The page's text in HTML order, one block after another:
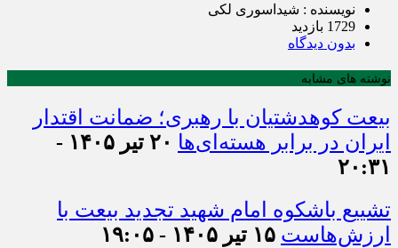
نویسنده : شیداسوری لکی
1729 بازدید
بدون دیدگاه
نوشته های مشابه
بیعت کوهدشتیان با رهبری؛ ضمانت اقتدار
ایران در برابر هسته‌ای‌ها
۲۰ تیر ۱۴۰۵ -
۲۰:۳۱
تشییع باشکوه امام شهید تجدید بیعت با
ارزش‌هاست ۱۵ تیر ۱۴۰۵ - ۱۹:۰۵